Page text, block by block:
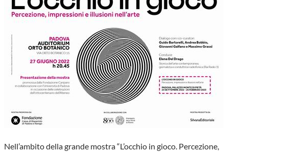
Nell’ambito della grande mostra “L’occhio in gioco. Percezione,